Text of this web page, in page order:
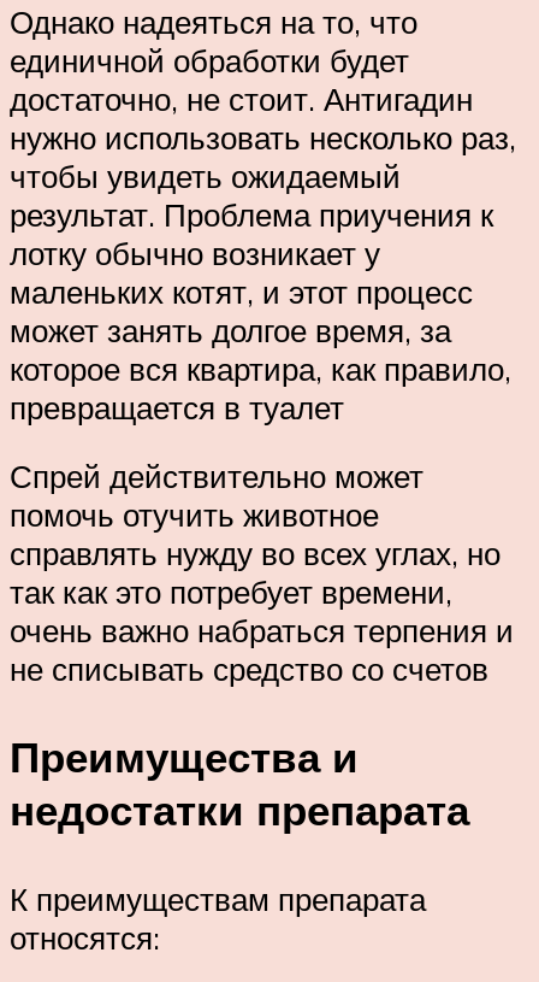
Однако надеяться на то, что
единичной обработки будет
достаточно, не стоит. Антигадин
нужно использовать несколько раз,
чтобы увидеть ожидаемый
результат. Проблема приучения к
лотку обычно возникает у
маленьких котят, и этот процесс
может занять долгое время, за
которое вся квартира, как правило,
превращается в туалет
Спрей действительно может
помочь отучить животное
справлять нужду во всех углах, но
так как это потребует времени,
очень важно набраться терпения и
не списывать средство со счетов
Преимущества и
недостатки препарата
К преимуществам препарата
относятся: